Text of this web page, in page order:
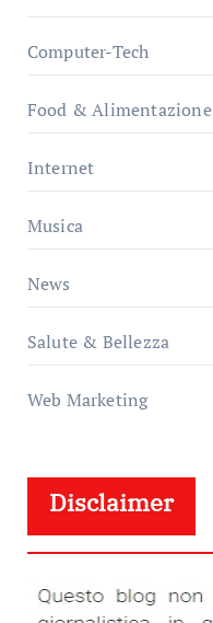
Computer-Tech
Food & Alimentazione
Internet
Musica
News
Salute & Bellezza
Web Marketing
Disclaimer